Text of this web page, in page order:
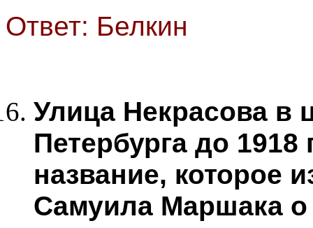
Ответ: Белкин
Улица Некрасова в
Петербурга до 1918
название, которое
Самуила Маршака о